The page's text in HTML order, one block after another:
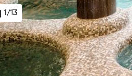
1/13